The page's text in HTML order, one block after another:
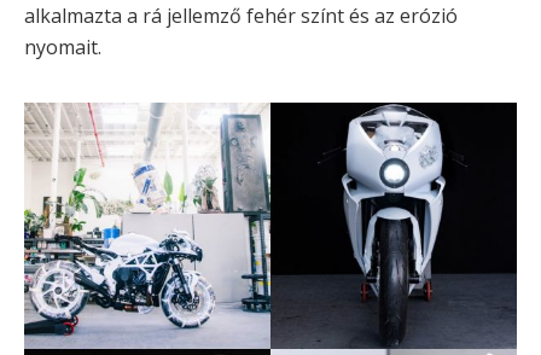
alkalmazta a rá jellemző fehér színt és az erózió
nyomait.